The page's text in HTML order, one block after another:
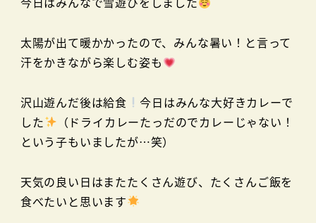
太陽が出て暖かかったので、みんな暑い！と言って
汗をかきながら楽しむ姿も
沢山遊んだ後は給食
今日はみんな大好きカレーで
した
（ドライカレーたっだのでカレーじゃない！
という子もいましたが…笑）
天気の良い日はまたたくさん遊び、たくさんご飯を
食べたいと思います